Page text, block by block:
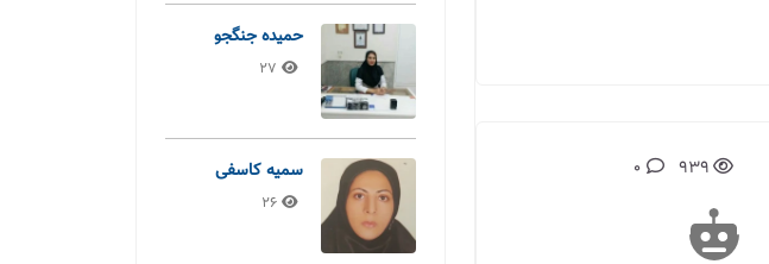
939
0
حمیده جنگجو
27
سمیه کاسفی
26